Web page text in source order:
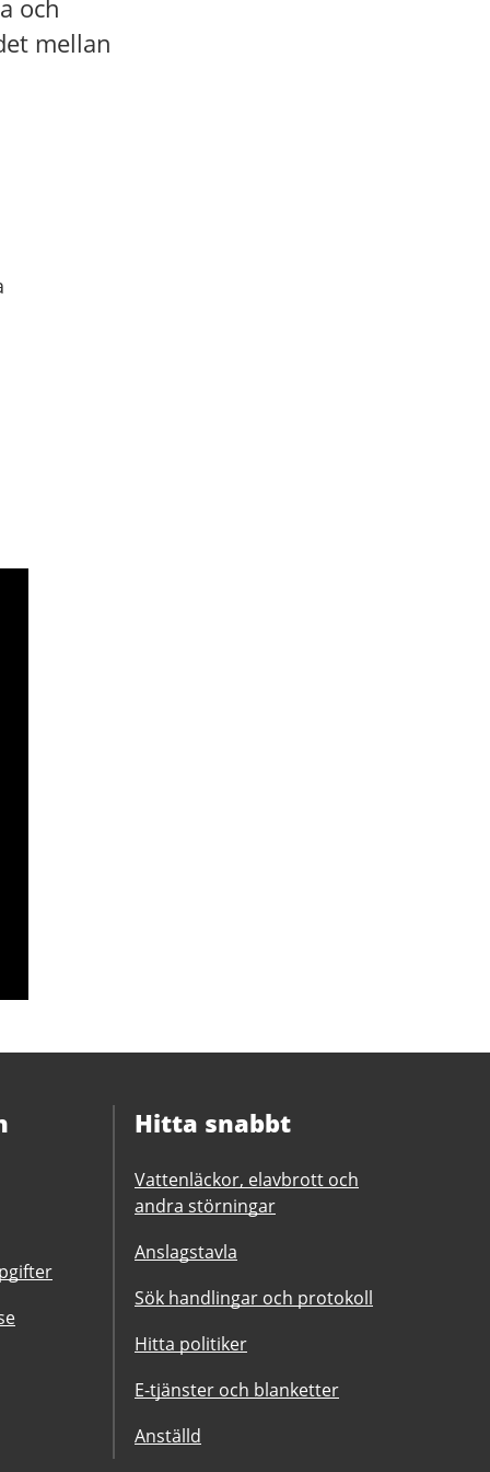
och
mellan
Hitta snabbt
Vattenläckor, elavbrott och
andra störningar
Anslagstavla
Sök handlingar och protokoll
Hitta politiker
E-tjänster och blanketter
Anställd